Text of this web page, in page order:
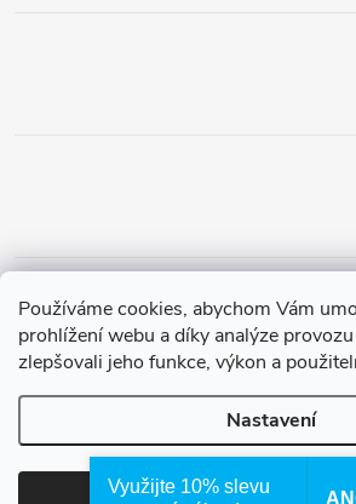
Používáme cookies, abychom Vám
prohlížení webu a díky analýze
zlepšovali jeho funkce, výkon a
Nastavení
Zásady ochrany osobních údajů
Copyright 2026Waterfilter.cz .
Využijte 10% slevu